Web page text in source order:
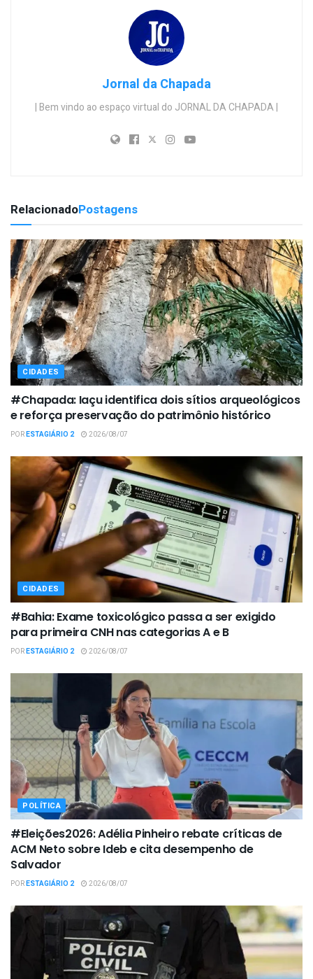
Jornal da Chapada
| Bem vindo ao espaço virtual do JORNAL DA CHAPADA |
RelacionadoPostagens
CIDADES
#Chapada: Iaçu identifica dois sítios arqueológicos
e reforça preservação do patrimônio histórico
PORESTAGIÁRIO 2 2026/08/07
CIDADES
#Bahia: Exame toxicológico passa a ser exigido
para primeira CNH nas categorias A e B
PORESTAGIÁRIO 2 2026/08/07
POLÍTICA
#Eleições2026: Adélia Pinheiro rebate críticas de
ACM Neto sobre Ideb e cita desempenho de
Salvador
PORESTAGIÁRIO 2 2026/08/07